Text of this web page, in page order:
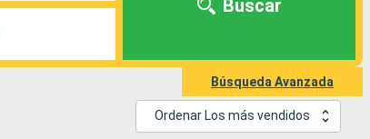
Buscar
Búsqueda Avanzada
Ordenar Los más vendidos